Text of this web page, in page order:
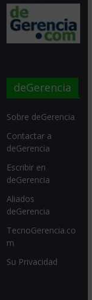
deGerencia
Sobre deGerencia
Contactar a
deGerencia
Escribir en
deGerencia
Aliados
deGerencia
TecnoGerencia.co
m
Su Privacidad